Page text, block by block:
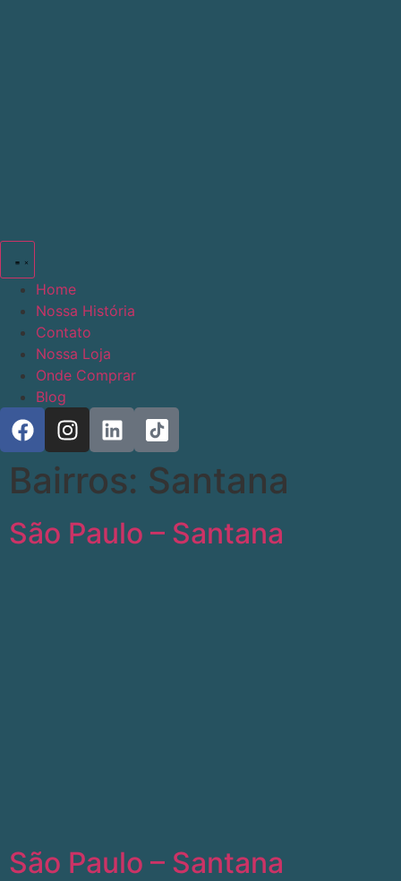
Home
Nossa História
Contato
Nossa Loja
Onde Comprar
Blog
Bairros: Santana
São Paulo – Santana
São Paulo – Santana